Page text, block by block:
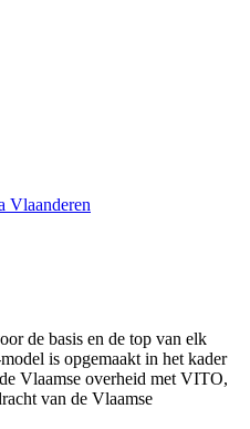
Vlaanderen
de basis en de top van elk
is opgemaakt in het kader
Vlaamse overheid met VITO,
van de Vlaamse